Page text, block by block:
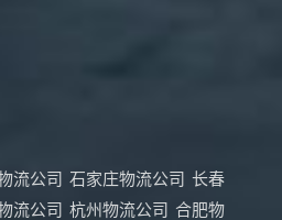
流公司 石家庄物流公司 长春
流公司 杭州物流公司 合肥物